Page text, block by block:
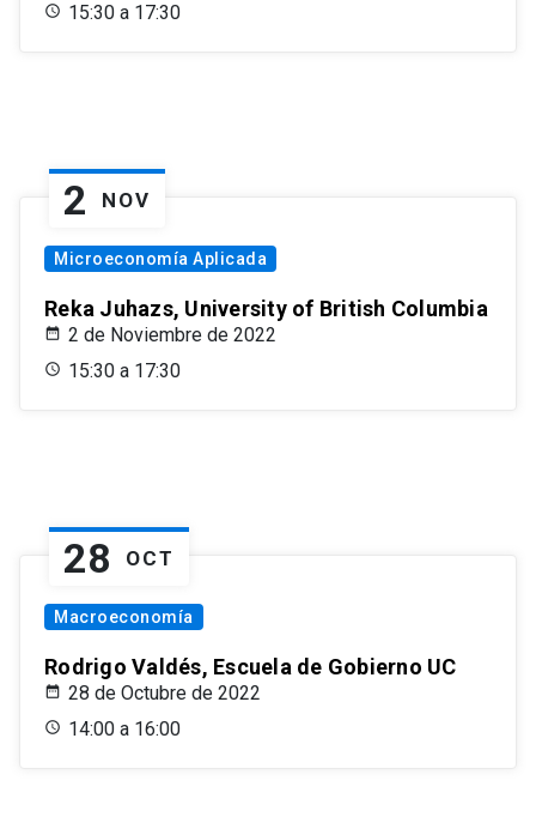
15:30 a 17:30
2 NOV
Microeconomía Aplicada
Reka Juhazs, University of British Columbia
2 de Noviembre de 2022
15:30 a 17:30
28 OCT
Macroeconomía
Rodrigo Valdés, Escuela de Gobierno UC
28 de Octubre de 2022
14:00 a 16:00